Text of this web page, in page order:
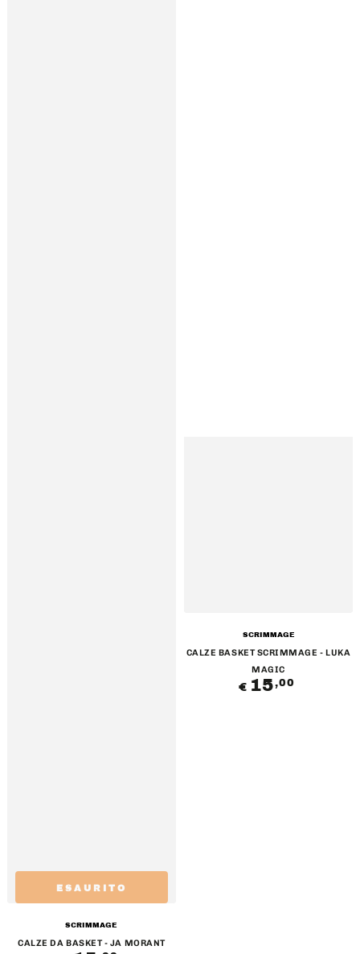
Venditore:
SCRIMMAGE
CALZE DA BASKET - JA MORANT
ESAURITO
Venditore:
SCRIMMAGE
CALZE BASKET SCRIMMAGE - LUKA
MAGIC
Prezzo
regolare
€ 15,00